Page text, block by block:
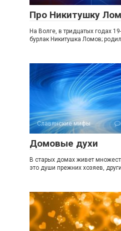
Про Никитушку
На Волге, в тридцатых годах
бурлак Никитушка Ломов;
Славянские мифы
Домовые духи
В старых домах живет
это души прежних хозяев,